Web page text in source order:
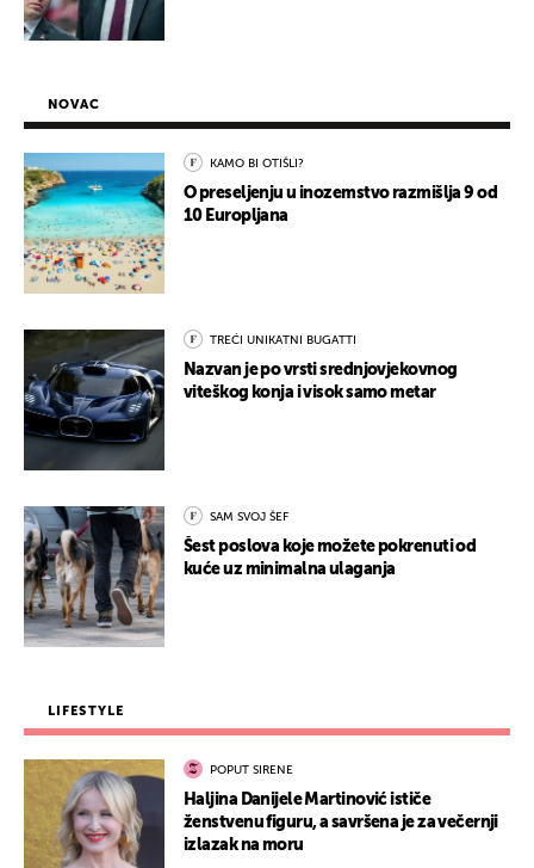
NOVAC
KAMO BI OTIŠLI?
O preseljenju u inozemstvo razmišlja 9 od
10 Europljana
TREĆI UNIKATNI BUGATTI
Nazvan je po vrsti srednjovjekovnog
viteškog konja i visok samo metar
SAM SVOJ ŠEF
Šest poslova koje možete pokrenuti od
kuće uz minimalna ulaganja
LIFESTYLE
POPUT SIRENE
Haljina Danijele Martinović ističe
ženstvenu figuru, a savršena je za večernji
izlazak na moru